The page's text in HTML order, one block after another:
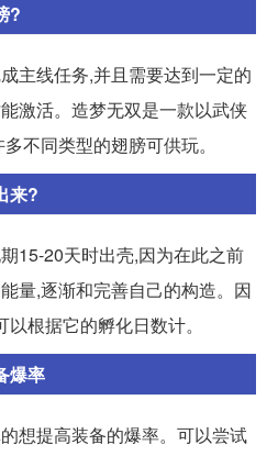
?
主线任务,并且需要达到一定的
激活。造梦无双是一款以武侠
不同类型的翅膀可供玩。
来?
15-20天时出壳,因为在此之前
量,逐渐和完善自己的构造。因
根据它的孵化日数计。
爆率
想提高装备的爆率。可以尝试